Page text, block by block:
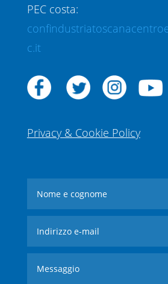
PEC costa:
c.it
Privacy & Cookie Policy